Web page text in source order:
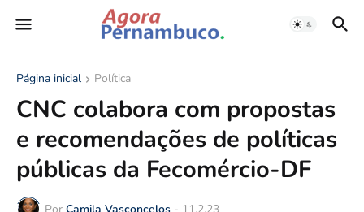
Página inicial Política
CNC colabora com propostas
e recomendações de políticas
públicas da Fecomércio-DF
Por Camila Vasconcelos - 11.2.23